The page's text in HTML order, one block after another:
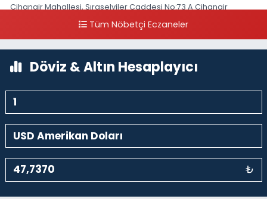
Cihangir Mahallesi, Sıraselviler Caddesi No:73 A Cihangir
Tüm Nöbetçi Eczaneler
Döviz & Altın Hesaplayıcı
₺